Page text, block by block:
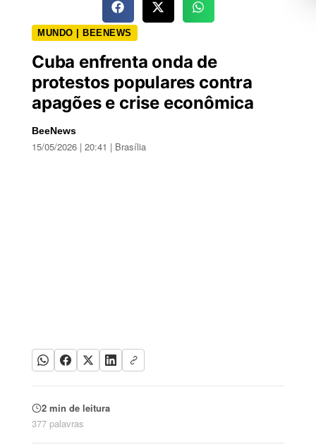
MUNDO | BEENEWS
Cuba enfrenta onda de
protestos populares contra
apagões e crise econômica
BeeNews
15/05/2026 | 20:41 | Brasília
2 min de leitura
377 palavras